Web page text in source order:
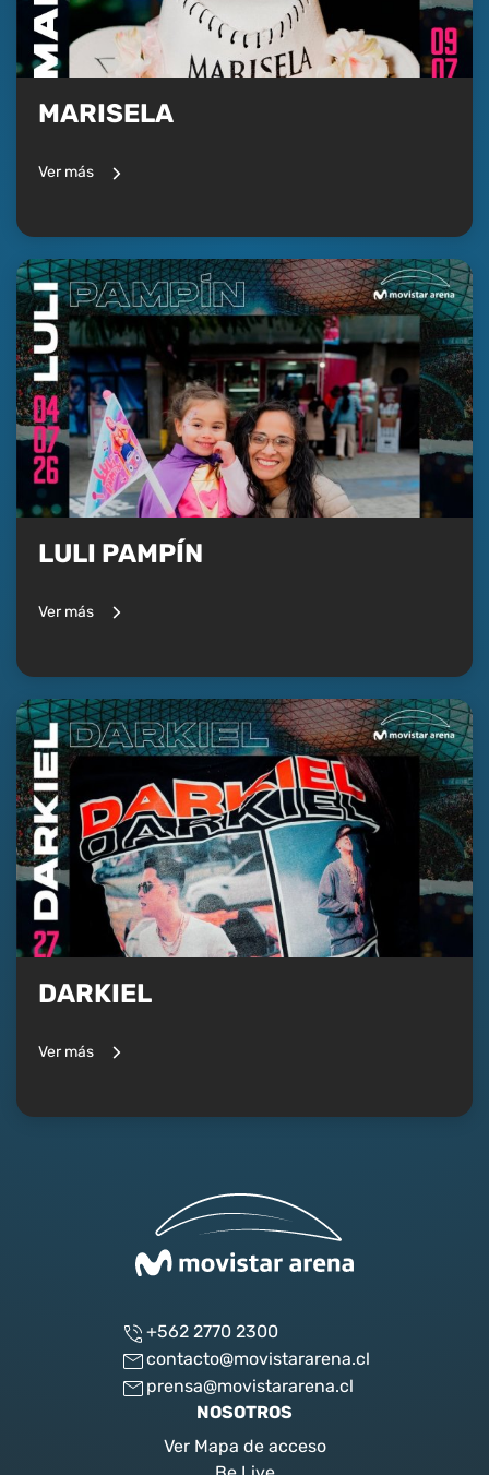
MARISELA
Ver más
LULI PAMPÍN
Ver más
DARKIEL
Ver más
+562 2770 2300
contacto@movistararena.cl
prensa@movistararena.cl
NOSOTROS
Ver Mapa de acceso